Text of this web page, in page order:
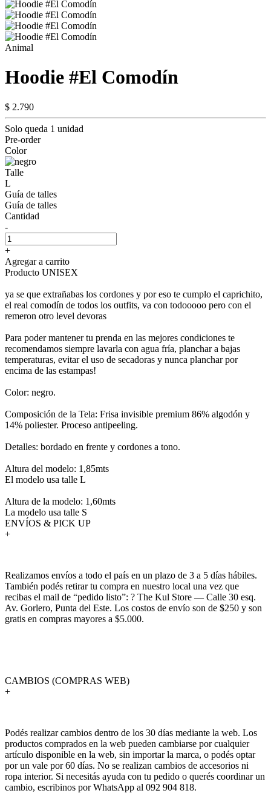
Animal
Hoodie #El Comodín
$ 2.790
Solo queda 1 unidad
Pre-order
Color
Talle
L
Guía de talles
Guía de talles
Cantidad
-
+
Agregar a carrito
Producto UNISEX
ya se que extrañabas los cordones y por eso te cumplo el caprichito,
el real comodín de todos los outfits, va con todooooo pero con el
remeron otro level devoras
Para poder mantener tu prenda en las mejores condiciones te
recomendamos siempre lavarla con agua fría, planchar a bajas
temperaturas, evitar el uso de secadoras y nunca planchar por
encima de las estampas!
Color: negro.
Composición de la Tela: Frisa invisible premium 86% algodón y
14% poliester. Proceso antipeeling.
Detalles: bordado en frente y cordones a tono.
Altura del modelo: 1,85mts
El modelo usa talle L
Altura de la modelo: 1,60mts
La modelo usa talle S
ENVÍOS & PICK UP
+
Realizamos envíos a todo el país en un plazo de 3 a 5 días hábiles.
También podés retirar tu compra en nuestro local una vez que
recibas el mail de “pedido listo”: ? The Kul Store — Calle 30 esq.
Av. Gorlero, Punta del Este. Los costos de envío son de $250 y son
gratis en compras mayores a $5.000.
CAMBIOS (COMPRAS WEB)
+
Podés realizar cambios dentro de los 30 días mediante la web. Los
productos comprados en la web pueden cambiarse por cualquier
artículo disponible en la web, sin importar la marca, o podés optar
por un vale por 60 días. No se realizan cambios de accesorios ni
ropa interior. Si necesitás ayuda con tu pedido o querés coordinar un
cambio, escribinos por WhatsApp al 092 904 818.